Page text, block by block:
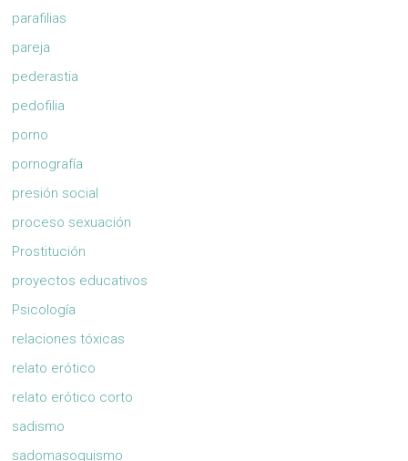
parafilias
pareja
pederastia
pedofilia
porno
pornografía
presión social
proceso sexuación
Prostitución
proyectos educativos
Psicología
relaciones tóxicas
relato erótico
relato erótico corto
sadismo
sadomasoquismo